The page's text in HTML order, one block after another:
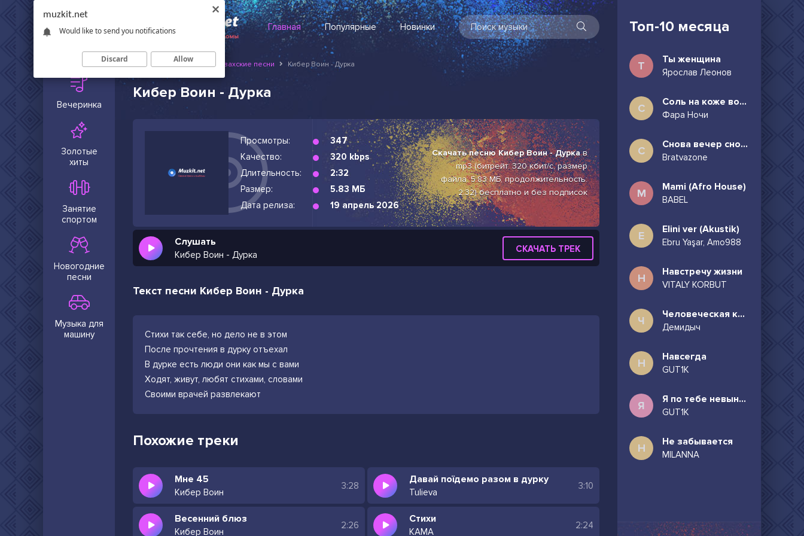
Главная Популярные
Новинки
Вечеринка
Золотые
хиты
Занятие
спортом
Новогодние
песни
Музыка для
машину
Muzkit.net Русские и казахские песни Кибер Воин - Дурка
Кибер Воин - Дурка
Просмотры:
347
Качество:
320 kbps
Длительность:
2:32
Размер:
5.83 МБ
Дата релиза:
19 апрель 2026
Скачать песню Кибер Воин - Дуркав
mp3 (битрейт: 320 кбит/с, размер
файла: 5.83 МБ, продолжительность:
2:32) бесплатно и без подписок
Слушать
Кибер Воин - Дурка
СКАЧАТЬ ТРЕК
Текст песни Кибер Воин - Дурка
Стихи так себе, но дело не в этом
После прочтения в дурку отъехал
В дурке есть люди они как мы с вами
Ходят, живут, любят стихами, словами
Своими врачей развлекают
Похожие треки
Мне 45
Кибер Воин
3:28
Давай поїдемо разом в дурку
Tulieva
3:10
Весенний блюз
Кибер Воин
2:26
Стихи
КАМА
2:24
Топ-10 месяца
Т Ты женщина
Ярослав Леонов
С Соль на коже волосы в пучок
Фара Ночи
С Снова вечер снова дождь может всё таки придёшь
Bratvazone
M Mami (Afro House)
BABEL
E Elini ver (Akustik)
Ebru Yaşar, Amo988
Н Навстречу жизни
VITALY KORBUT
Ч Человеческая комедия
Демидыч
Н Навсегда
GUT1K
Я Я по тебе невыносимо скучаю
GUT1K
Н Не забывается
MILANNA
muzkit.net
Would like to send you notifications
Discard Allow